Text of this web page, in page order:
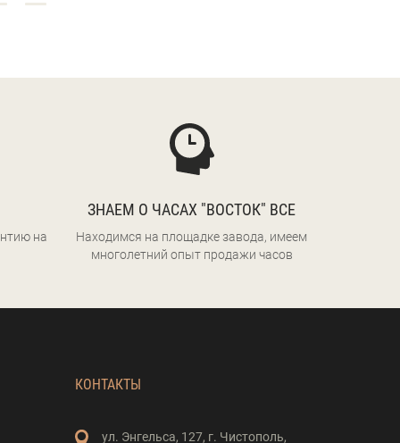
на
ЗНАЕМ О ЧАСАХ "ВОСТОК" ВСЕ
Находимся на площадке завода, имеем
многолетний опыт продажи часов
КОНТАКТЫ
ул. Энгельса, 127, г. Чистополь,